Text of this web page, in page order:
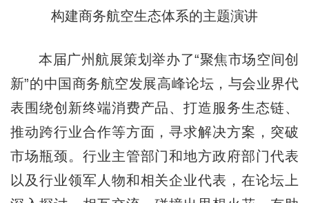
构建商务航空生态体系的主题演讲
本届广州航展策划举办了“聚焦市场空间创
新”的中国商务航空发展高峰论坛，与会业界代
表围绕创新终端消费产品、打造服务生态链、
推动跨行业合作等方面，寻求解决方案，突破
市场瓶颈。行业主管部门和地方政府部门代表
以及行业领军人物和相关企业代表，在论坛上